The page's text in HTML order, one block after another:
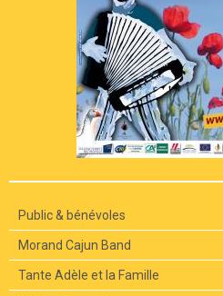
Public & bénévoles
Morand Cajun Band
Tante Adèle et la Famille